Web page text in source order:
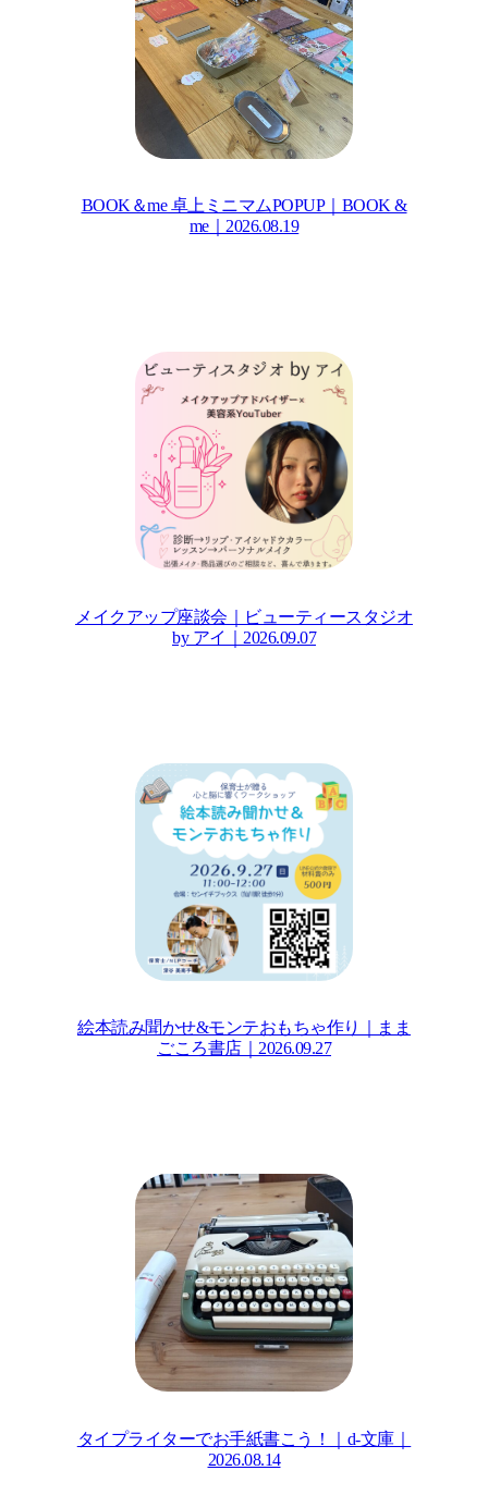
BOOK＆me 卓上ミニマムPOPUP｜BOOK &
me｜2026.08.19
メイクアップ座談会｜ビューティースタジオ
by アイ｜2026.09.07
絵本読み聞かせ&モンテおもちゃ作り｜まま
ごころ書店｜2026.09.27
タイプライターでお手紙書こう！｜d-文庫｜
2026.08.14